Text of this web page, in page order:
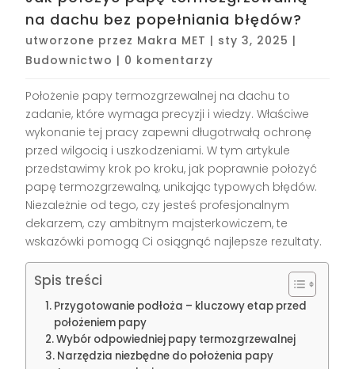
na dachu bez popełniania błędów?
utworzone przez Makra MET | sty 3, 2025 |
Budownictwo | 0 komentarzy
Położenie papy termozgrzewalnej na dachu to
zadanie, które wymaga precyzji i wiedzy. Właściwe
wykonanie tej pracy zapewni długotrwałą ochronę
przed wilgocią i uszkodzeniami. W tym artykule
przedstawimy krok po kroku, jak poprawnie położyć
papę termozgrzewalną, unikając typowych błędów.
Niezależnie od tego, czy jesteś profesjonalnym
dekarzem, czy ambitnym majsterkowiczem, te
wskazówki pomogą Ci osiągnąć najlepsze rezultaty.
Spis treści
Przygotowanie podłoża – kluczowy etap przed
położeniem papy
Wybór odpowiedniej papy termozgrzewalnej
Narzędzia niezbędne do położenia papy